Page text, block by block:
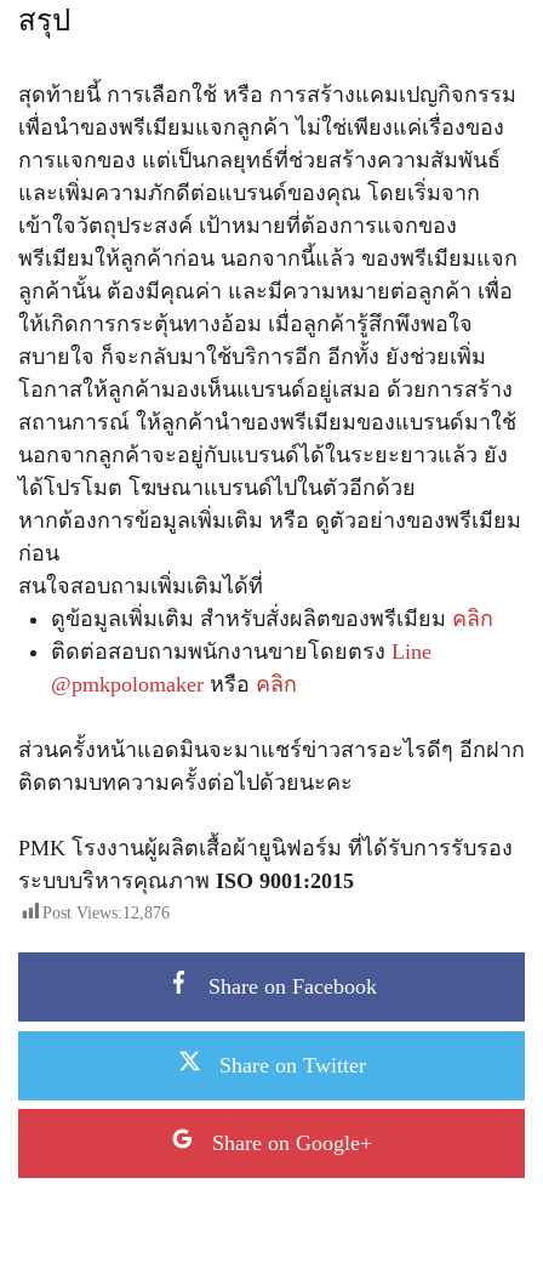
สรุป
สุดท้ายนี้ การเลือกใช้ หรือ การสร้างแคมเปญกิจกรรม
เพื่อนำของพรีเมียมแจกลูกค้า ไม่ใช่เพียงแค่เรื่องของ
การแจกของ แต่เป็นกลยุทธ์ที่ช่วยสร้างความสัมพันธ์
และเพิ่มความภักดีต่อแบรนด์ของคุณ โดยเริ่มจาก
เข้าใจวัตถุประสงค์ เป้าหมายที่ต้องการแจกของ
พรีเมียมให้ลูกค้าก่อน นอกจากนี้แล้ว ของพรีเมียมแจก
ลูกค้านั้น ต้องมีคุณค่า และมีความหมายต่อลูกค้า เพื่อ
ให้เกิดการกระตุ้นทางอ้อม เมื่อลูกค้ารู้สึกพึงพอใจ
สบายใจ ก็จะกลับมาใช้บริการอีก อีกทั้ง ยังช่วยเพิ่ม
โอกาสให้ลูกค้ามองเห็นแบรนด์อยู่เสมอ ด้วยการสร้าง
สถานการณ์ ให้ลูกค้านำของพรีเมียมของแบรนด์มาใช้
นอกจากลูกค้าจะอยู่กับแบรนด์ได้ในระยะยาวแล้ว ยัง
ได้โปรโมต โฆษณาแบรนด์ไปในตัวอีกด้วย
หากต้องการข้อมูลเพิ่มเติม หรือ ดูตัวอย่างของพรีเมียม
ก่อน
สนใจสอบถามเพิ่มเติมได้ที่
ดูข้อมูลเพิ่มเติม สำหรับสั่งผลิตของพรีเมียม คลิก
ติดต่อสอบถามพนักงานขายโดยตรง Line
@pmkpolomaker หรือ คลิก
ส่วนครั้งหน้าแอดมินจะมาแชร์ข่าวสารอะไรดีๆ อีกฝาก
ติดตามบทความครั้งต่อไปด้วยนะคะ
PMK โรงงานผู้ผลิตเสื้อผ้ายูนิฟอร์ม ที่ได้รับการรับรอง
ระบบบริหารคุณภาพ ISO 9001:2015
Post Views:12,876
Share on Facebook
Share on Twitter
Share on Google+